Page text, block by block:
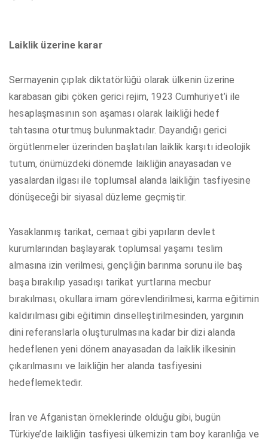
Laiklik üzerine karar
Sermayenin çıplak diktatörlüğü olarak ülkenin üzerine
karabasan gibi çöken gerici rejim, 1923 Cumhuriyet’i ile
hesaplaşmasının son aşaması olarak laikliği hedef
tahtasına oturtmuş bulunmaktadır. Dayandığı gerici
örgütlenmeler üzerinden başlatılan laiklik karşıtı ideolojik
tutum, önümüzdeki dönemde laikliğin anayasadan ve
yasalardan ilgası ile toplumsal alanda laikliğin tasfiyesine
dönüşeceği bir siyasal düzleme geçmiştir.
Yasaklanmış tarikat, cemaat gibi yapıların devlet
kurumlarından başlayarak toplumsal yaşamı teslim
almasına izin verilmesi, gençliğin barınma sorunu ile baş
başa bırakılıp yasadışı tarikat yurtlarına mecbur
bırakılması, okullara imam görevlendirilmesi, karma eğitimin
kaldırılması gibi eğitimin dinselleştirilmesinden, yargının
dini referanslarla oluşturulmasına kadar bir dizi alanda
hedeflenen yeni dönem anayasadan da laiklik ilkesinin
çıkarılmasını ve laikliğin her alanda tasfiyesini
hedeflemektedir.
İran ve Afganistan örneklerinde olduğu gibi, bugün
Türkiye’de laikliğin tasfiyesi ülkemizin tam boy karanlığa ve